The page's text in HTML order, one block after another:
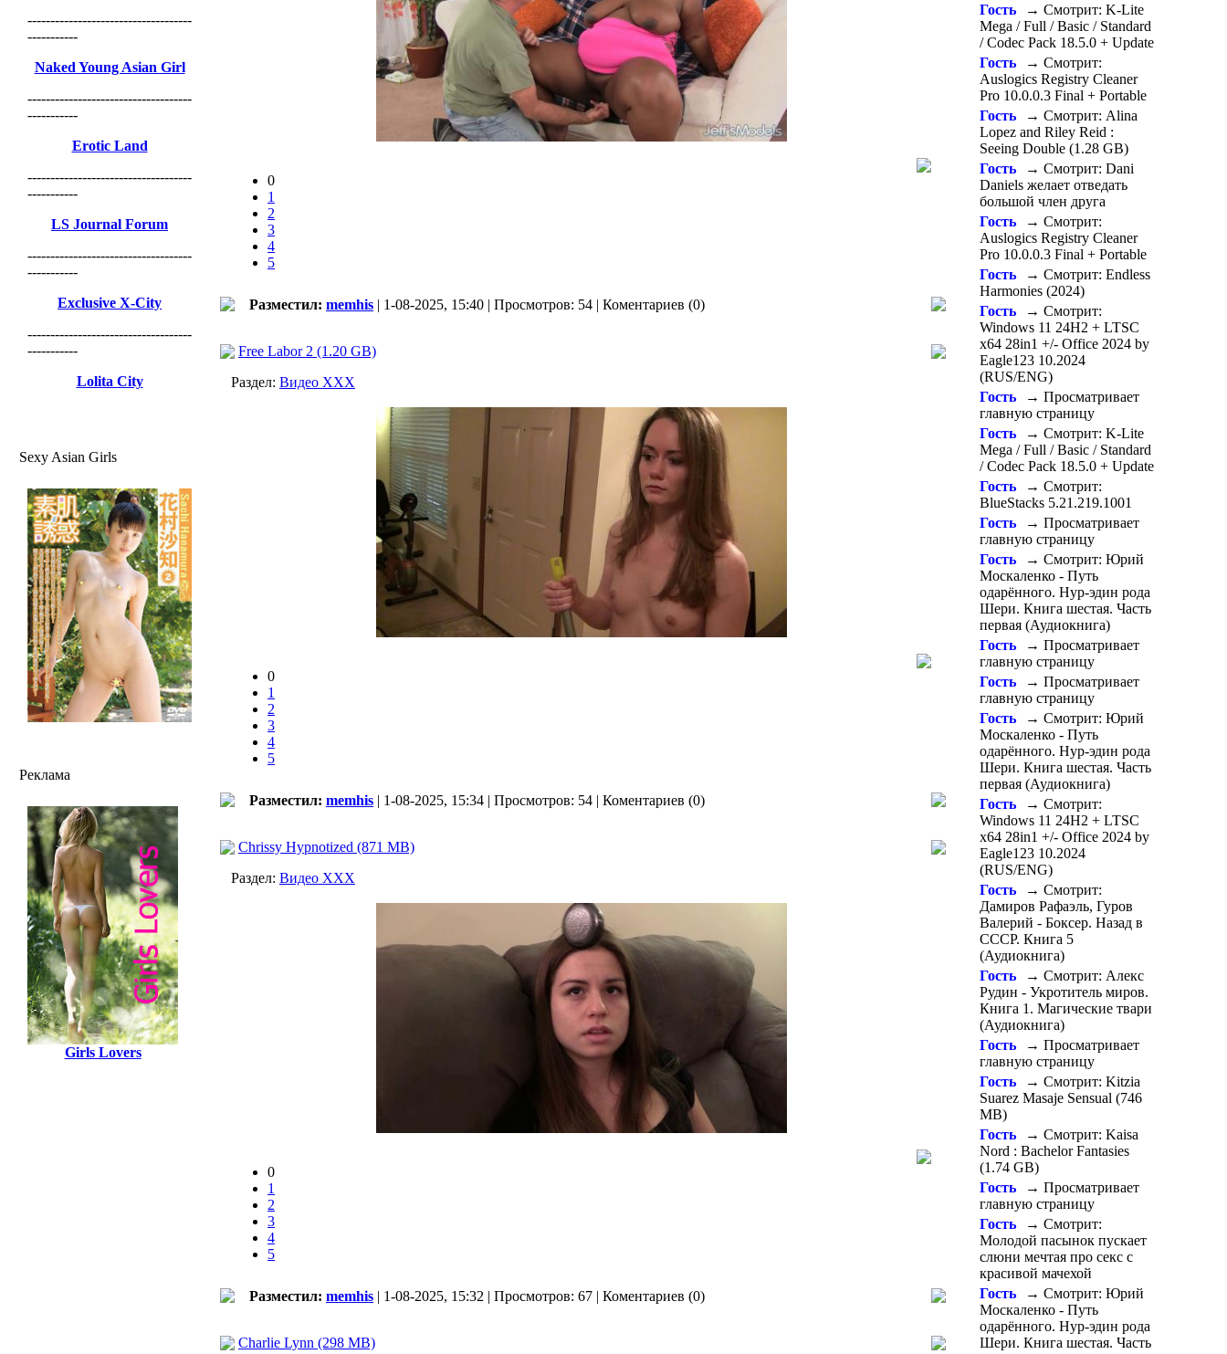
------------------------------------
-----------
Naked Young Asian Girl
------------------------------------
-----------
Erotic Land
------------------------------------
-----------
LS Journal Forum
------------------------------------
-----------
Exclusive X-City
------------------------------------
-----------
Lolita City
Sexy Asian Girls
Реклама
Girls Lovers
0
1
2
3
4
5
Разместил: memhis | 1-08-2025, 15:40 | Просмотров: 54 | Коментариев (0)
Free Labor 2 (1.20 GB)
Раздел: Видео ХХХ
0
1
2
3
4
5
Разместил: memhis | 1-08-2025, 15:34 | Просмотров: 54 | Коментариев (0)
Chrissy Hypnotized (871 MB)
Раздел: Видео ХХХ
0
1
2
3
4
5
Разместил: memhis | 1-08-2025, 15:32 | Просмотров: 67 | Коментариев (0)
Charlie Lynn (298 MB)
Гость
→ Смотрит: K-Lite
Mega / Full / Basic / Standard
/ Codec Pack 18.5.0 + Update
Гость
→ Смотрит:
Auslogics Registry Cleaner
Pro 10.0.0.3 Final + Portable
Гость
→ Смотрит: Alina
Lopez and Riley Reid :
Seeing Double (1.28 GB)
Гость
→ Смотрит: Dani
Daniels желает отведать
большой член друга
Гость
→ Смотрит:
Auslogics Registry Cleaner
Pro 10.0.0.3 Final + Portable
Гость
→ Смотрит: Endless
Harmonies (2024)
Гость
→ Смотрит:
Windows 11 24H2 + LTSC
x64 28in1 +/- Office 2024 by
Eagle123 10.2024
(RUS/ENG)
Гость
→ Просматривает
главную страницу
Гость
→ Смотрит: K-Lite
Mega / Full / Basic / Standard
/ Codec Pack 18.5.0 + Update
Гость
→ Смотрит:
BlueStacks 5.21.219.1001
Гость
→ Просматривает
главную страницу
Гость
→ Смотрит: Юрий
Москаленко - Путь
одарённого. Нур-эдин рода
Шери. Книга шестая. Часть
первая (Аудиокнига)
Гость
→ Просматривает
главную страницу
Гость
→ Просматривает
главную страницу
Гость
→ Смотрит: Юрий
Москаленко - Путь
одарённого. Нур-эдин рода
Шери. Книга шестая. Часть
первая (Аудиокнига)
Гость
→ Смотрит:
Windows 11 24H2 + LTSC
x64 28in1 +/- Office 2024 by
Eagle123 10.2024
(RUS/ENG)
Гость
→ Смотрит:
Дамиров Рафаэль, Гуров
Валерий - Боксер. Назад в
СССР. Книга 5
(Аудиокнига)
Гость
→ Смотрит: Алекс
Рудин - Укротитель миров.
Книга 1. Магические твари
(Аудиокнига)
Гость
→ Просматривает
главную страницу
Гость
→ Смотрит: Kitzia
Suarez Masaje Sensual (746
MB)
Гость
→ Смотрит: Kaisa
Nord : Bachelor Fantasies
(1.74 GB)
Гость
→ Просматривает
главную страницу
Гость
→ Смотрит:
Молодой пасынок пускает
слюни мечтая про секс с
красивой мачехой
Гость
→ Смотрит: Юрий
Москаленко - Путь
одарённого. Нур-эдин рода
Шери. Книга шестая. Часть